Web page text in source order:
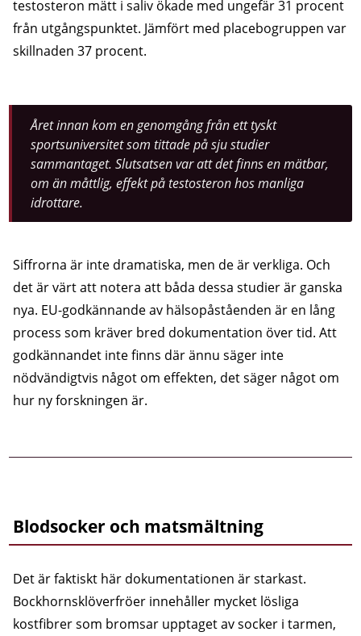
testosteron mätt i saliv ökade med ungefär 31 procent
från utgångspunktet. Jämfört med placebogruppen var
skillnaden 37 procent.
Året innan kom en genomgång från ett tyskt
sportsuniversitet som tittade på sju studier
sammantaget. Slutsatsen var att det finns en mätbar,
om än måttlig, effekt på testosteron hos manliga
idrottare.
Siffrorna är inte dramatiska, men de är verkliga. Och
det är värt att notera att båda dessa studier är ganska
nya. EU-godkännande av hälsopåståenden är en lång
process som kräver bred dokumentation över tid. Att
godkännandet inte finns där ännu säger inte
nödvändigtvis något om effekten, det säger något om
hur ny forskningen är.
Blodsocker och matsmältning
Det är faktiskt här dokumentationen är starkast.
Bockhornsklöverfröer innehåller mycket lösliga
kostfibrer som bromsar upptaget av socker i tarmen,